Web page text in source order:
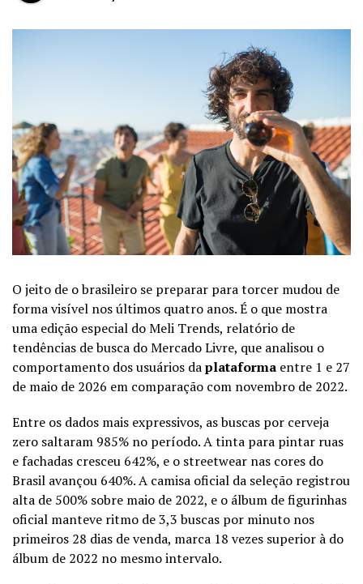
O jeito de o brasileiro se preparar para torcer mudou de
forma visível nos últimos quatro anos. É o que mostra
uma edição especial do Meli Trends, relatório de
tendências de busca do Mercado Livre, que analisou o
comportamento dos usuários daplataforma entre 1 e 27
de maio de 2026 em comparação com novembro de 2022.
Entre os dados mais expressivos, as buscas por cerveja
zero saltaram 985% no período. A tinta para pintar ruas
e fachadas cresceu 642%, e o streetwear nas cores do
Brasil avançou 640%. A camisa oficial da seleção registrou
alta de 500% sobre maio de 2022, e o álbum de figurinhas
oficial manteve ritmo de 3,3 buscas por minuto nos
primeiros 28 dias de venda, marca 18 vezes superior à do
álbum de 2022 no mesmo intervalo.